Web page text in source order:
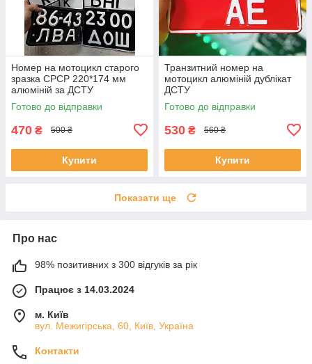
Номер на мотоцикл старого
зразка СРСР 220*174 мм
алюміній за ДСТУ
Готово до відправки
470 ₴ 500 ₴
Купити
Транзитний номер на
мотоцикл алюміній дублікат
ДСТУ
Готово до відправки
530 ₴ 560 ₴
Купити
Показати ще
Про нас
98% позитивних з 300 відгуків за рік
Працює з 14.03.2024
м. Київ
вул. Межигірська, 60, Київ, Україна
Контакти